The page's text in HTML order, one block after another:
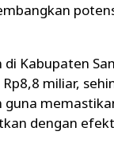
Kabupaten
miliar,
dengan